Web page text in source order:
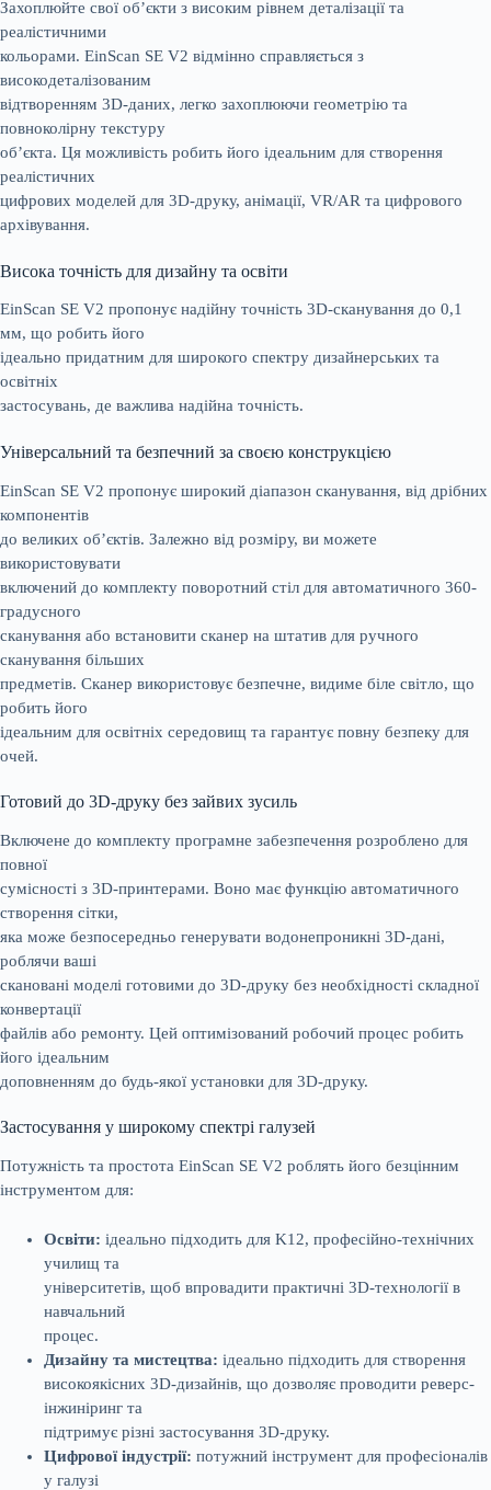
Захоплюйте свої об’єкти з високим рівнем деталізації та
реалістичними
кольорами. EinScan SE V2 відмінно справляється з
високодеталізованим
відтворенням 3D-даних, легко захоплюючи геометрію та
повноколірну текстуру
об’єкта. Ця можливість робить його ідеальним для створення
реалістичних
цифрових моделей для 3D-друку, анімації, VR/AR та цифрового
архівування.
Висока точність для дизайну та освіти
EinScan SE V2 пропонує надійну точність 3D-сканування до 0,1
мм, що робить його
ідеально придатним для широкого спектру дизайнерських та
освітніх
застосувань, де важлива надійна точність.
Універсальний та безпечний за своєю конструкцією
EinScan SE V2 пропонує широкий діапазон сканування, від дрібних
компонентів
до великих об’єктів. Залежно від розміру, ви можете
використовувати
включений до комплекту поворотний стіл для автоматичного 360-
градусного
сканування або встановити сканер на штатив для ручного
сканування більших
предметів. Сканер використовує безпечне, видиме біле світло, що
робить його
ідеальним для освітніх середовищ та гарантує повну безпеку для
очей.
Готовий до 3D-друку без зайвих зусиль
Включене до комплекту програмне забезпечення розроблено для
повної
сумісності з 3D-принтерами. Воно має функцію автоматичного
створення сітки,
яка може безпосередньо генерувати водонепроникні 3D-дані,
роблячи ваші
скановані моделі готовими до 3D-друку без необхідності складної
конвертації
файлів або ремонту. Цей оптимізований робочий процес робить
його ідеальним
доповненням до будь-якої установки для 3D-друку.
Застосування у широкому спектрі галузей
Потужність та простота EinScan SE V2 роблять його безцінним
інструментом для:
Освіти: ідеально підходить для K12, професійно-технічних
училищ та
університетів, щоб впровадити практичні 3D-технології в
навчальний
процес.
Дизайну та мистецтва: ідеально підходить для створення
високоякісних 3D-дизайнів, що дозволяє проводити реверс-
інжиніринг та
підтримує різні застосування 3D-друку.
Цифрової індустрії: потужний інструмент для професіоналів
у галузі